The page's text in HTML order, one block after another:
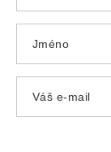
Jméno
Váš e-mail